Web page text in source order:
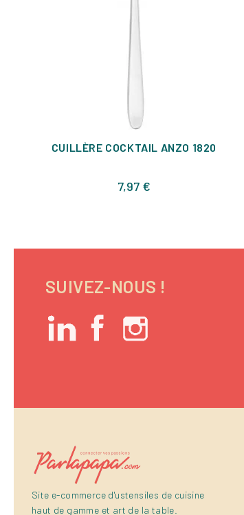
CUILLÈRE COCKTAIL ANZO 1820
7,97 €
SUIVEZ-NOUS !
Site e-commerce d'ustensiles de cuisine
haut de gamme et art de la table.